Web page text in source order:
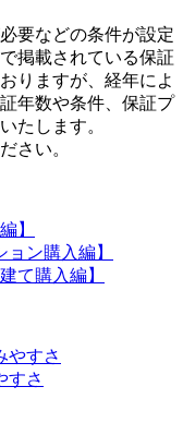
要などの条件が設定
掲載されている保証
りますが、経年によ
年数や条件、保証プ
たします。
さい。
】
ン購入編】
て購入編】
やすさ
すさ